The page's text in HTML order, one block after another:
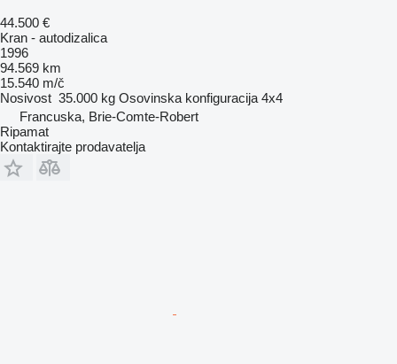
44.500 €
Kran - autodizalica
1996
94.569 km
15.540 m/č
Nosivost 35.000 kg Osovinska konfiguracija 4x4
Francuska, Brie-Comte-Robert
Ripamat
Kontaktirajte prodavatelja